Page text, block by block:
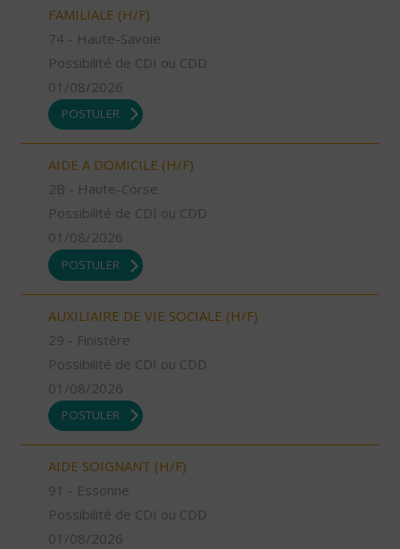
FAMILIALE (H/F)
74 - Haute-Savoie
Possibilité de CDI ou CDD
01/08/2026
POSTULER
AIDE A DOMICILE (H/F)
2B - Haute-Corse
Possibilité de CDI ou CDD
01/08/2026
POSTULER
AUXILIAIRE DE VIE SOCIALE (H/F)
29 - Finistère
Possibilité de CDI ou CDD
01/08/2026
POSTULER
AIDE SOIGNANT (H/F)
91 - Essonne
Possibilité de CDI ou CDD
01/08/2026